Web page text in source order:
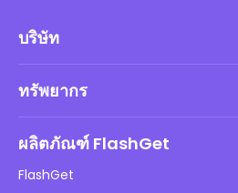
บริษัท
นโยบาย DMCA
นโยบายความเป็นส่วนตัว
ทรัพยากร
ผลิตภัณฑ์ FlashGet
FlashGet